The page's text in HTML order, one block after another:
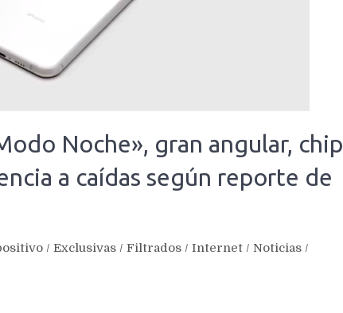
Noche», gran angular, chip
a caídas según reporte de
/ Exclusivas / Filtrados / Internet / Noticias /